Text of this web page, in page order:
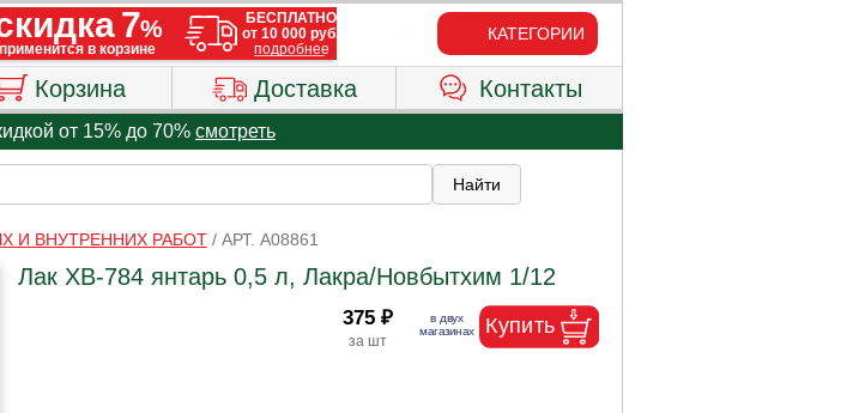
КАТЕГОРИИ
Корзина Доставка Контакты
от 15% до 70% смотреть
И ВНУТРЕННИХ РАБОТ/ АРТ. A08861
Лак ХВ-784 янтарь 0,5 л, Лакра/Новбытхим 1/12
375 ₽